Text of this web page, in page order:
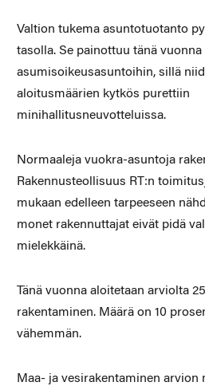
Valtion tukema asuntotuotanto
tasolla. Se painottuu tänä vuonna
asumisoikeusasuntoihin, sillä
aloitusmäärien kytkös purettiin
minihallitusneuvotteluissa.
Normaaleja vuokra-asuntoja
Rakennusteollisuus RT:n
mukaan edelleen tarpeeseen
monet rakennuttajat eivät pidä
mielekkäinä.
Tänä vuonna aloitetaan arviolta
rakentaminen. Määrä on 10
vähemmän.
Maa- ja vesirakentaminen arvion